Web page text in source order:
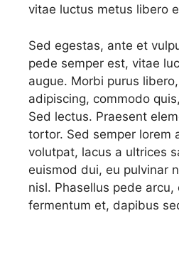
vitae luctus metus libero
Sed egestas, ante et
pede semper est, vitae
augue. Morbi purus
adipiscing, commodo
Sed lectus. Praesent
tortor. Sed semper lorem
volutpat, lacus a ultrices
euismod dui, eu pulvinar
nisl. Phasellus pede arcu,
fermentum et, dapibus